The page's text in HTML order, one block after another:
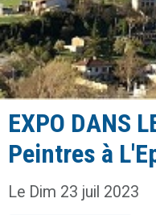
EXPO DANS
Peintres à
Le Dim 23 juil 2023